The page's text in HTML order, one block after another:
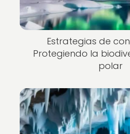
Estrategias de
Protegiendo la
polar